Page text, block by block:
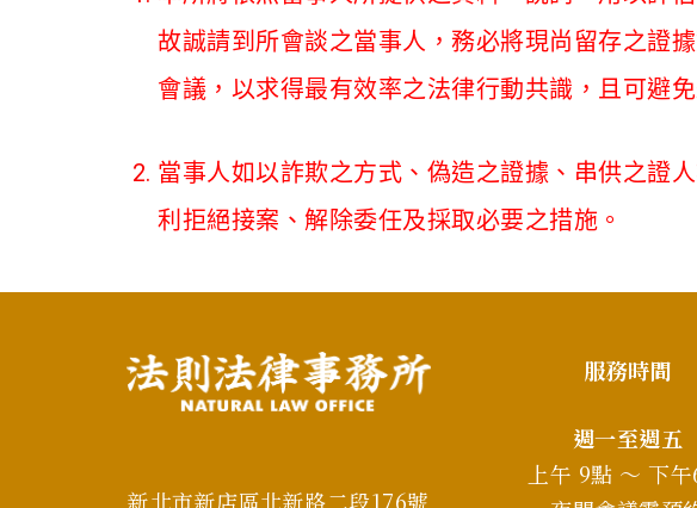
故誠請到所會談之當事人，務必將現尚留存之證
會議，以求得最有效率之法律行動共識，且可避
當事人如以詐欺之方式、偽造之證據、串供之證
利拒絕接案、解除委任及採取必要之措施。
新北市新店區北新路二段176號
服務時間
週一至週五
上午 9點 ～ 下